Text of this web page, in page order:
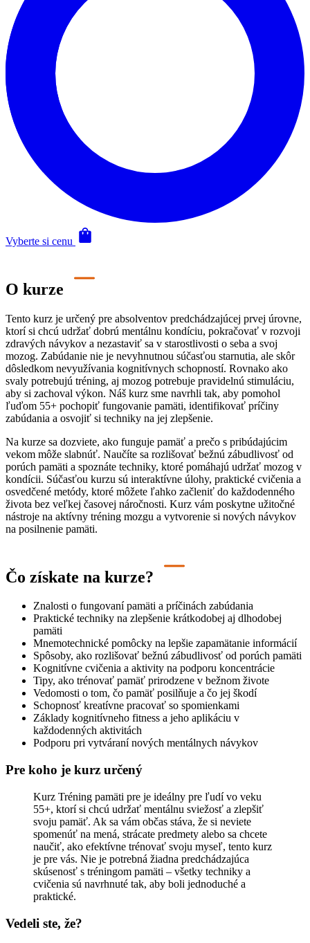
Vyberte si cenu
O kurze
Tento kurz je určený pre absolventov predchádzajúcej prvej úrovne,
ktorí si chcú udržať dobrú mentálnu kondíciu, pokračovať v rozvoji
zdravých návykov a nezastaviť sa v starostlivosti o seba a svoj
mozog. Zabúdanie nie je nevyhnutnou súčasťou starnutia, ale skôr
dôsledkom nevyužívania kognitívnych schopností. Rovnako ako
svaly potrebujú tréning, aj mozog potrebuje pravidelnú stimuláciu,
aby si zachoval výkon. Náš kurz sme navrhli tak, aby pomohol
ľuďom 55+ pochopiť fungovanie pamäti, identifikovať príčiny
zabúdania a osvojiť si techniky na jej zlepšenie.
Na kurze sa dozviete, ako funguje pamäť a prečo s pribúdajúcim
vekom môže slabnúť. Naučíte sa rozlišovať bežnú zábudlivosť od
porúch pamäti a spoznáte techniky, ktoré pomáhajú udržať mozog v
kondícii. Súčasťou kurzu sú interaktívne úlohy, praktické cvičenia a
osvedčené metódy, ktoré môžete ľahko začleniť do každodenného
života bez veľkej časovej náročnosti. Kurz vám poskytne užitočné
nástroje na aktívny tréning mozgu a vytvorenie si nových návykov
na posilnenie pamäti.
Čo získate na kurze?
Znalosti o fungovaní pamäti a príčinách zabúdania
Praktické techniky na zlepšenie krátkodobej aj dlhodobej
pamäti
Mnemotechnické pomôcky na lepšie zapamätanie informácií
Spôsoby, ako rozlišovať bežnú zábudlivosť od porúch pamäti
Kognitívne cvičenia a aktivity na podporu koncentrácie
Tipy, ako trénovať pamäť prirodzene v bežnom živote
Vedomosti o tom, čo pamäť posilňuje a čo jej škodí
Schopnosť kreatívne pracovať so spomienkami
Základy kognitívneho fitness a jeho aplikáciu v
každodenných aktivitách
Podporu pri vytváraní nových mentálnych návykov
Pre koho je kurz určený
Kurz Tréning pamäti pre je ideálny pre ľudí vo veku
55+, ktorí si chcú udržať mentálnu sviežosť a zlepšiť
svoju pamäť. Ak sa vám občas stáva, že si neviete
spomenúť na mená, strácate predmety alebo sa chcete
naučiť, ako efektívne trénovať svoju myseľ, tento kurz
je pre vás. Nie je potrebná žiadna predchádzajúca
skúsenosť s tréningom pamäti – všetky techniky a
cvičenia sú navrhnuté tak, aby boli jednoduché a
praktické.
Vedeli ste, že?